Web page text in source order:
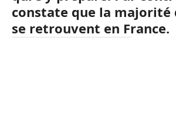
constate que la majorité
se retrouvent en France.